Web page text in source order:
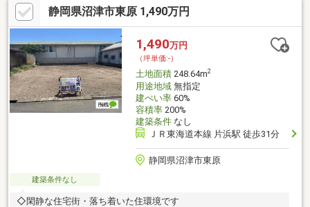
静岡県沼津市東原 1,490万円
1,490万円
（坪単価:-）
土地面積248.64m2
用途地域無指定
建ぺい率60%
容積率200%
建築条件なし
ＪＲ東海道本線 片浜駅 徒歩31分
静岡県沼津市東原
建築条件なし
◇閑静な住宅街・落ち着いた住環境です